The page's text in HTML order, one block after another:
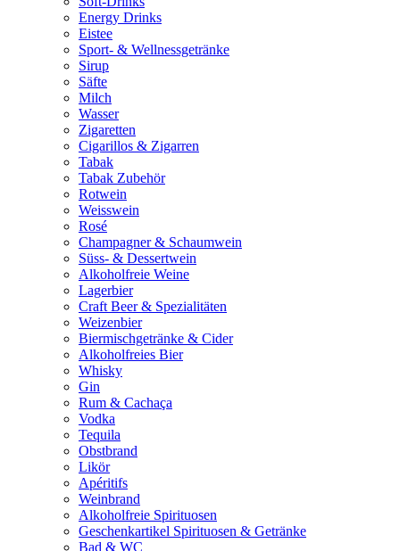
Energy Drinks
Eistee
Sport- & Wellnessgetränke
Sirup
Säfte
Milch
Wasser
Zigaretten
Cigarillos & Zigarren
Tabak
Tabak Zubehör
Rotwein
Weisswein
Rosé
Champagner & Schaumwein
Süss- & Dessertwein
Alkoholfreie Weine
Lagerbier
Craft Beer & Spezialitäten
Weizenbier
Biermischgetränke & Cider
Alkoholfreies Bier
Whisky
Gin
Rum & Cachaça
Vodka
Tequila
Obstbrand
Likör
Apéritifs
Weinbrand
Alkoholfreie Spirituosen
Geschenkartikel Spirituosen & Getränke
Bad & WC